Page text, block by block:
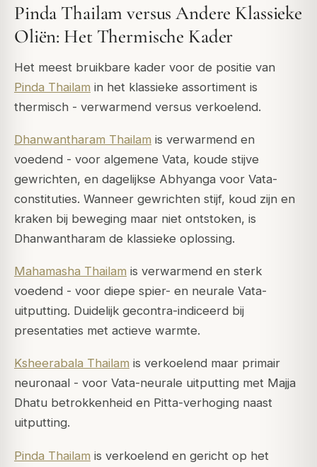
Pinda Thailam versus Andere Klassieke
Oliën: Het Thermische Kader
Het meest bruikbare kader voor de positie van
Pinda Thailam in het klassieke assortiment is
thermisch - verwarmend versus verkoelend.
Dhanwantharam Thailam is verwarmend en
voedend - voor algemene Vata, koude stijve
gewrichten, en dagelijkse Abhyanga voor Vata-
constituties. Wanneer gewrichten stijf, koud zijn en
kraken bij beweging maar niet ontstoken, is
Dhanwantharam de klassieke oplossing.
Mahamasha Thailam is verwarmend en sterk
voedend - voor diepe spier- en neurale Vata-
uitputting. Duidelijk gecontra-indiceerd bij
presentaties met actieve warmte.
Ksheerabala Thailam is verkoelend maar primair
neuronaal - voor Vata-neurale uitputting met Majja
Dhatu betrokkenheid en Pitta-verhoging naast
uitputting.
Pinda Thailam is verkoelend en gericht op het